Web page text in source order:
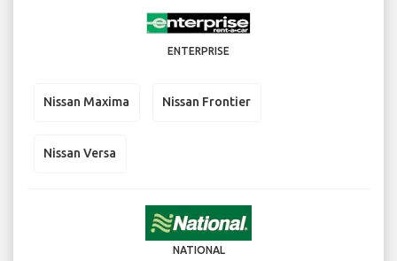
ENTERPRISE
Nissan Maxima Nissan Frontier
Nissan Versa
NATIONAL